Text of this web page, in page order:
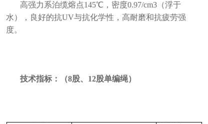
高强力系泊缆熔点145℃，密度0.97/cm3（浮于
水），良好的抗UV与抗化学性，高耐磨和抗疲劳强
度。
技术指标：（8股、12股单编绳）